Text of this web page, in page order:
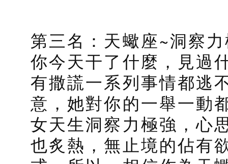
第三名：天蠍座~洞察
你今天干了什麼，見過
有撒謊一系列事情都逃
意，她對你的一舉一動
女天生洞察力極強，心
也炙熱，無止境的佔有